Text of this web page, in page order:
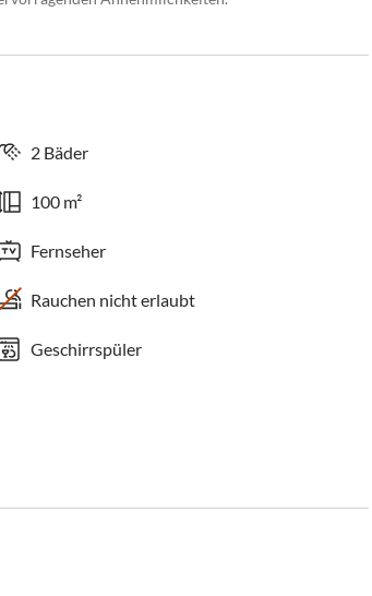
2 Bäder
100 m²
Fernseher
Rauchen nicht erlaubt
Geschirrspüler